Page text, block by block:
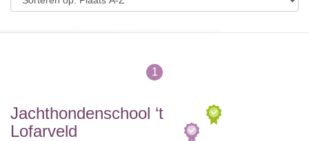
1
Jachthondenschool ‘t
Lofarveld